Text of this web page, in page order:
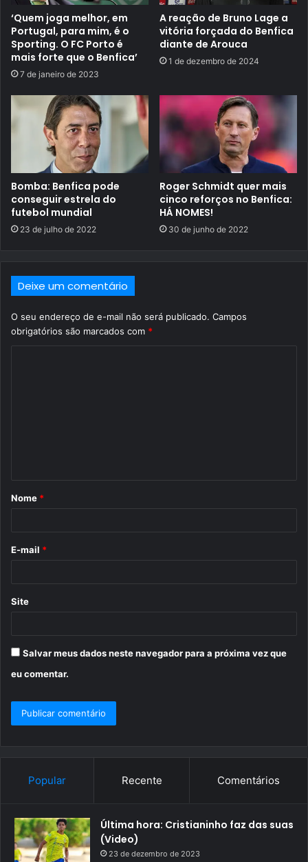
‘Quem joga melhor, em
Portugal, para mim, é o
Sporting. O FC Porto é
mais forte que o Benfica’
7 de janeiro de 2023
A reação de Bruno Lage a
vitória forçada do Benfica
diante de Arouca
1 de dezembro de 2024
Bomba: Benfica pode
conseguir estrela do
futebol mundial
23 de julho de 2022
Roger Schmidt quer mais
cinco reforços no Benfica:
HÁ NOMES!
30 de junho de 2022
Deixe um comentário
O seu endereço de e-mail não será publicado. Campos
obrigatórios são marcados com *
r
Nome *
E-mail *
Site
Salvar meus dados neste navegador para a próxima vez que
eu comentar.
Popular Recente Comentários
Última hora: Cristianinho faz das suas
(Video)
23 de dezembro de 2023